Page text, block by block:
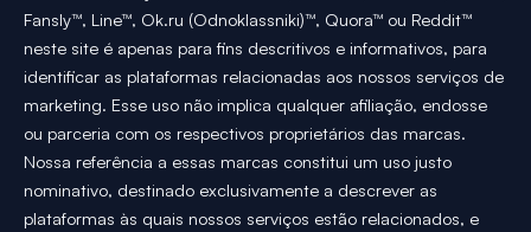
Fansly™, Line™, Ok.ru (Odnoklassniki)™, Quora™ ou Reddit™
neste site é apenas para fins descritivos e informativos, para
identificar as plataformas relacionadas aos nossos serviços de
marketing. Esse uso não implica qualquer afiliação, endosse
ou parceria com os respectivos proprietários das marcas.
Nossa referência a essas marcas constitui um uso justo
nominativo, destinado exclusivamente a descrever as
plataformas às quais nossos serviços estão relacionados, e